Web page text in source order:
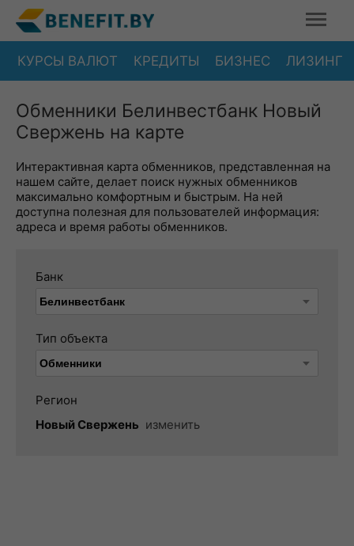
КУРСЫ ВАЛЮТ КРЕДИТЫ БИЗНЕС ЛИЗИНГ
Обменники Белинвестбанк Новый
Свержень на карте
Интерактивная карта обменников, представленная на
нашем сайте, делает поиск нужных обменников
максимально комфортным и быстрым. На ней
доступна полезная для пользователей информация:
адреса и время работы обменников.
Банк
Тип объекта
Регион
Новый Свержень изменить